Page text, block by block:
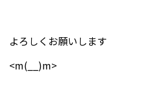
よろしくお願いします
<m(__)m>